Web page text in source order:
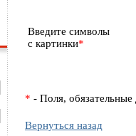
Введите символы
с картинки*
* - Поля, обязательные
Вернуться назад